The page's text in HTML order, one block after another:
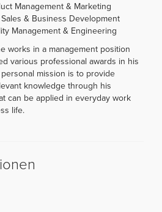
Management & Marketing
& Business Development
Management & Engineering
works in a management position
various professional awards in his
mission is to provide
knowledge through his
can be applied in everyday work
life.